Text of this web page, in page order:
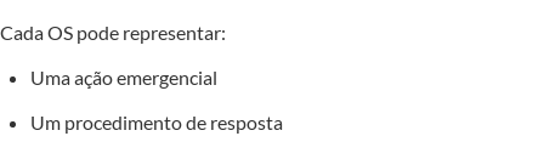
Cada OS pode representar:
Uma ação emergencial
Um procedimento de resposta